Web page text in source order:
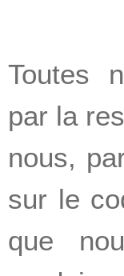
Toutes
par la
nous,
sur le
que